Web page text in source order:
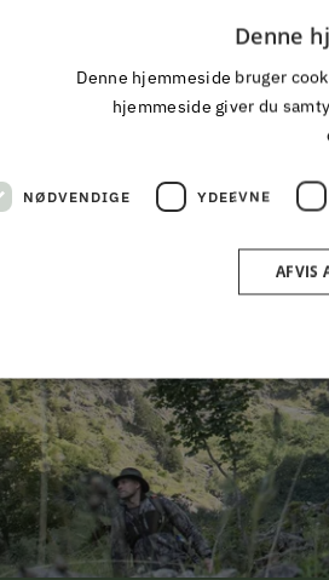
Denne
Denne hjemmeside bruger
hjemmeside giver du
NØDVENDIGE YDEEVNE
AFVIS